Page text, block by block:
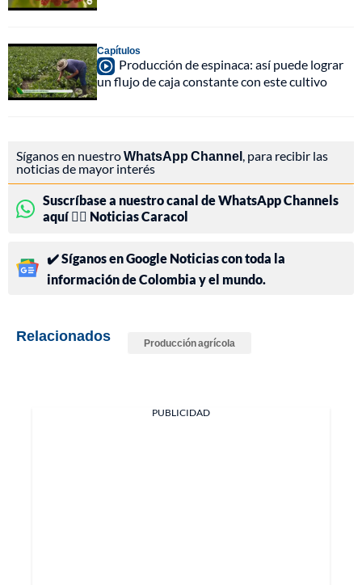
Capítulos
Producción de espinaca: así puede lograr
un flujo de caja constante con este cultivo
Síganos en nuestroWhatsApp Channel, para recibir las
noticias de mayor interés
Suscríbase a nuestro canal de WhatsApp Channels
aquí 👉🏻 Noticias Caracol
✔️ Síganos en Google Noticias con toda la
información de Colombia y el mundo.
Relacionados Producción agrícola
PUBLICIDAD